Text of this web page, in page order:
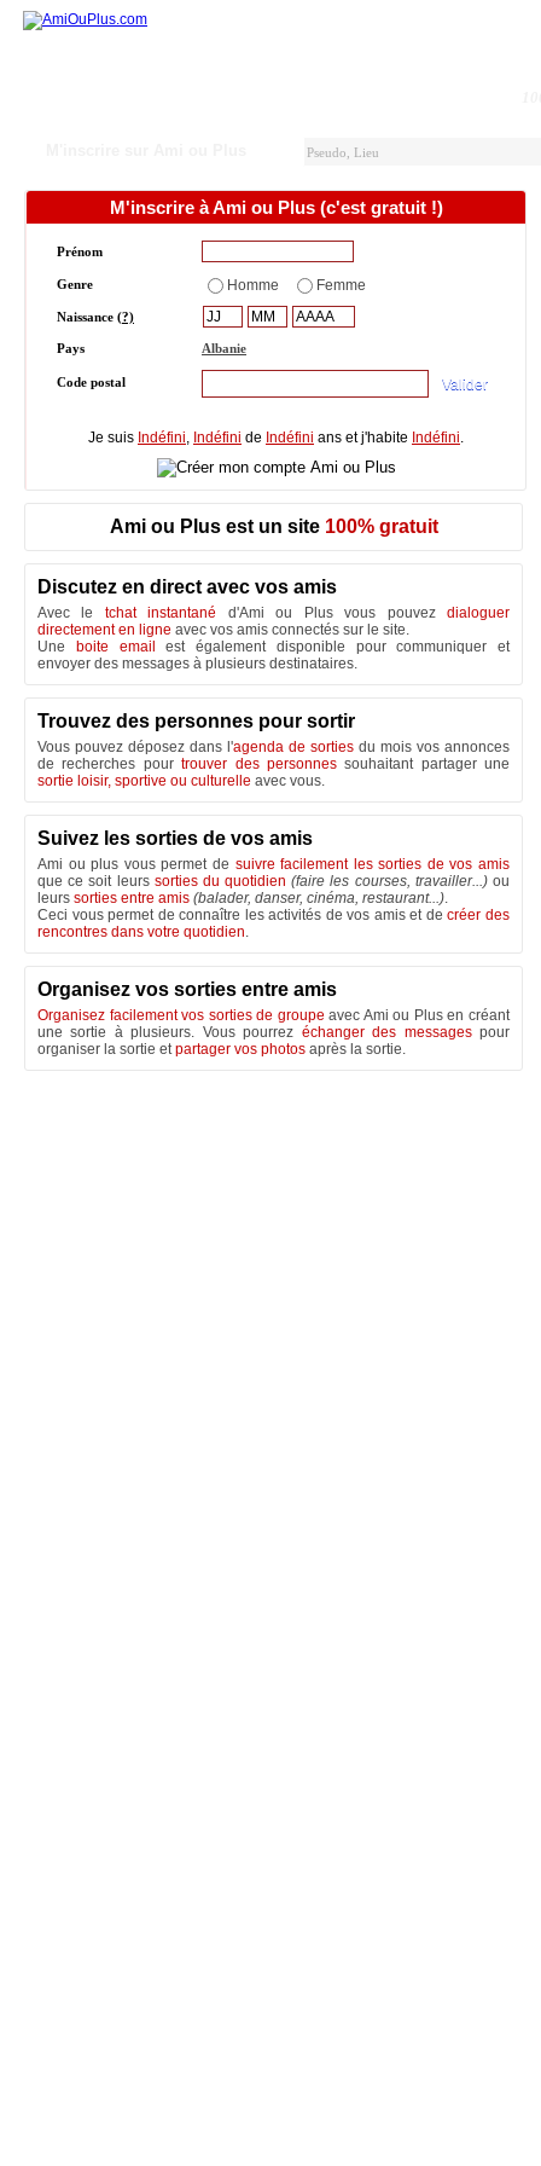
M'inscrire à Ami ou Plus (c'est gratuit !)
Prénom
Genre Homme Femme
Naissance (?)
Pays Albanie
Code postal
Je suis Indéfini, Indéfini de Indéfini ans et j'habite Indéfini.
Ami ou Plus est un site 100% gratuit
Discutez en direct avec vos amis
Avec le tchat instantané d'Ami ou Plus vous pouvezdialoguer
directement en ligne avec vos amis connectés sur le site.
Une boite email
est également disponible pour communiquer et
envoyer des messages à plusieurs destinataires.
Trouvez des personnes pour sortir
Vous pouvez déposez dans l'agenda de sorties du mois vos annonces
de recherches pourtrouver des personnessouhaitant partager une
sortie loisir, sportive ou culturelle avec vous.
Suivez les sorties de vos amis
Ami ou plus vous permet de suivre facilement les sorties de vos amis
que ce soit leurs sorties du quotidien (faire les courses, travailler...)ou
leurs sorties entre amis (balader, danser, cinéma, restaurant...).
Ceci vous permet de connaître les activités de vos amis et decréer des
rencontres dans votre quotidien.
Organisez vos sorties entre amis
Organisez facilement vos sorties de groupe avec Ami ou Plus en créant
une sortie à plusieurs. Vous pourrez échanger des messagespour
organiser la sortie etpartager vos photos après la sortie.